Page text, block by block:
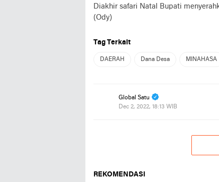
Diakhir safari Natal Bupati
(Ody)
Tag Terkait
DAERAH Dana Desa MINAHASA
Global Satu
Dec 2, 2022, 18:13 WIB
REKOMENDASI